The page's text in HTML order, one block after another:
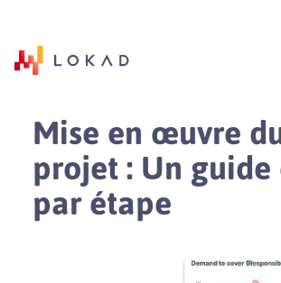
Mise en œuvre
projet : Un guide
par étape